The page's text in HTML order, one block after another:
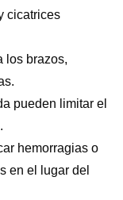
cicatrices
los brazos,
pueden limitar el
hemorragias o
en el lugar del